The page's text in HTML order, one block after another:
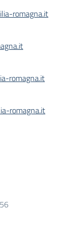
romagna.it
romagna.it
romagna.it